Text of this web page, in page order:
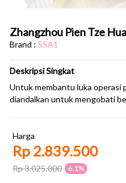
Zhangzhou Pien Tze
Brand : SSA1
Deskripsi Singkat
Untuk membantu luka operasi
diandalkan untuk mengobati
Harga
Rp 2.839.500
Rp 3.025.000 6.1%